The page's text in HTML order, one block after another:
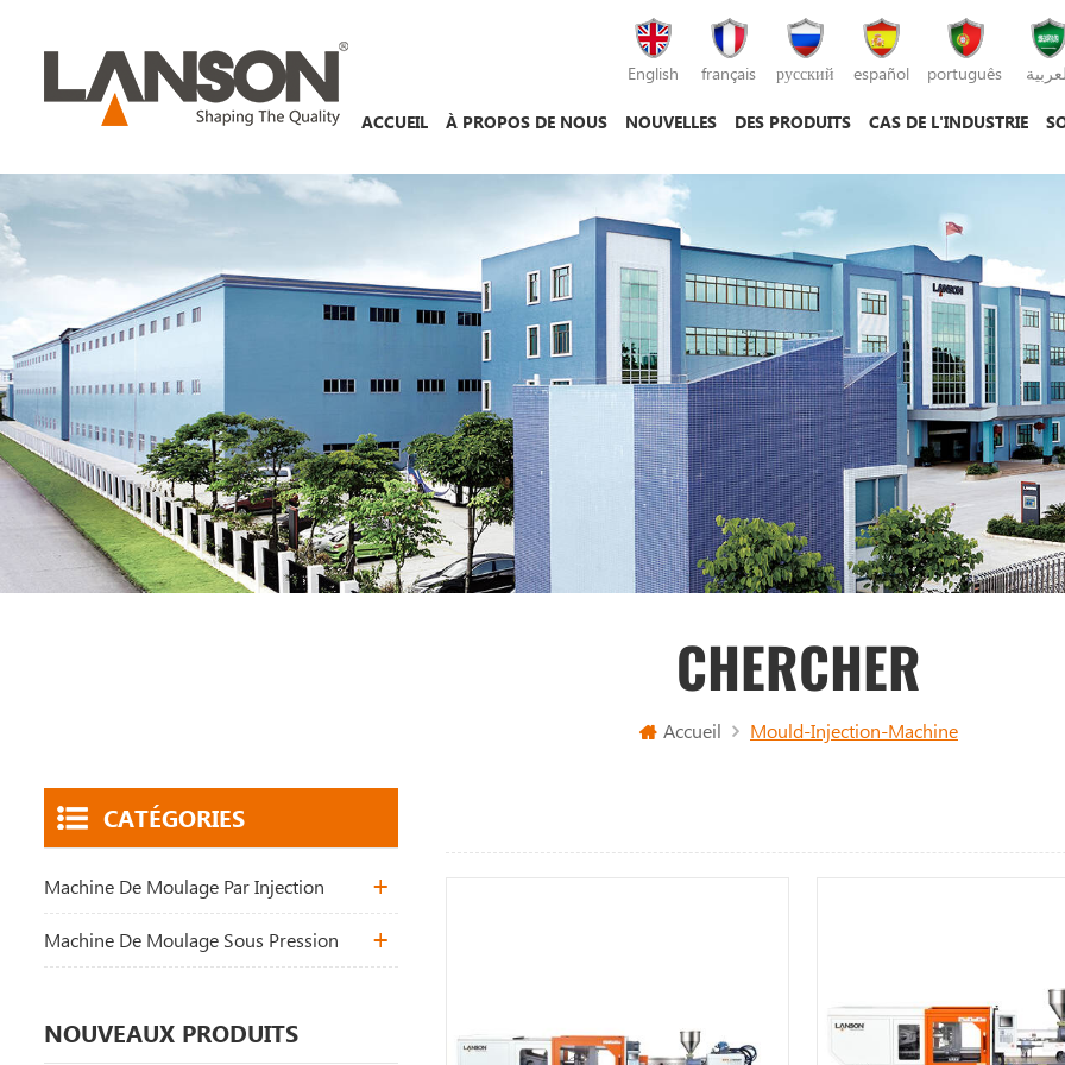
English français русский español português
ACCUEIL À PROPOS DE NOUS NOUVELLES DES PRODUITS CAS DE L'INDUSTRIE
CHERCHER
Accueil Mould-Injection-Machine
CATÉGORIES
Machine De Moulage Par Injection
Machine De Moulage Sous Pression
NOUVEAUX PRODUITS